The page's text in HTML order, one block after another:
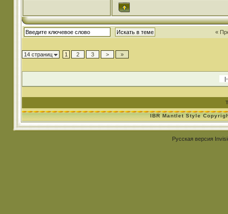
«
14 страниц 1 2 3 > »
IBR Mantlet Style
Русская версия